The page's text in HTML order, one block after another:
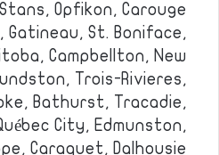
Stans, Opfikon, Carouge.
Gatineau, St. Boniface,
Campbellton, New
Trois-Rivieres,
Bathurst, Tracadie,
City, Edmunston,
Caraquet, Dalhousie.